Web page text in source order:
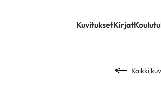
KuvituksetKirjat
Kaikki